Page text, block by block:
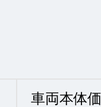
車両本体